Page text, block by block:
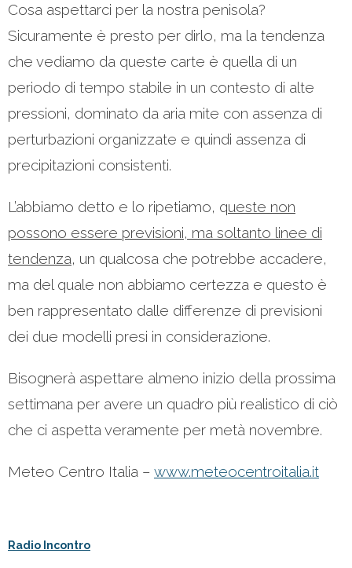
Cosa aspettarci per la nostra penisola?
Sicuramente è presto per dirlo, ma la tendenza
che vediamo da queste carte è quella di un
periodo di tempo stabile in un contesto di alte
pressioni, dominato da aria mite con assenza di
perturbazioni organizzate e quindi assenza di
precipitazioni consistenti.
L’abbiamo detto e lo ripetiamo, queste non
possono essere previsioni, ma soltanto linee di
tendenza, un qualcosa che potrebbe accadere,
ma del quale non abbiamo certezza e questo è
ben rappresentato dalle differenze di previsioni
dei due modelli presi in considerazione.
Bisognerà aspettare almeno inizio della prossima
settimana per avere un quadro più realistico di ciò
che ci aspetta veramente per metà novembre.
Meteo Centro Italia – www.meteocentroitalia.it
Radio Incontro